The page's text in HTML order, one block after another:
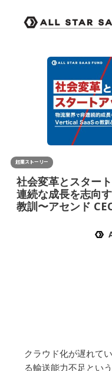
起業ストーリー
社会変革とスター
連続な成長を志向
教訓〜アセンド
クラウド化が遅れて
る輸送能力不足とい